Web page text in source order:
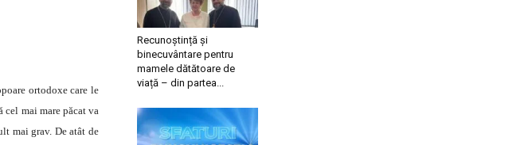
ortodoxe care le
cel mai mare păcat va
mai grav. De atât de
Recunoștință și
binecuvântare pentru
mamele dătătoare de
viață – din partea...